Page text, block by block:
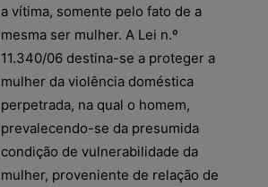
a vítima, somente pelo fato de a
mesma ser mulher. A Lei n.º
11.340/06 destina-se a proteger a
mulher da violência doméstica
perpetrada, na qual o homem,
prevalecendo-se da presumida
condição de vulnerabilidade da
mulher, proveniente de relação de